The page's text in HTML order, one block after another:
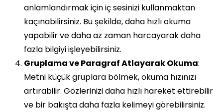
anlamlandırmak için iç sesinizi kullanmaktan
kaçınabilirsiniz. Bu şekilde, daha hızlı okuma
yapabilir ve daha az zaman harcayarak daha
fazla bilgiyi işleyebilirsiniz.
Gruplama ve Paragraf Atlayarak Okuma:
Metni küçük gruplara bölmek, okuma hızınızı
artırabilir. Gözlerinizi daha hızlı hareket ettirebilir
ve bir bakışta daha fazla kelimeyi görebilirsiniz.